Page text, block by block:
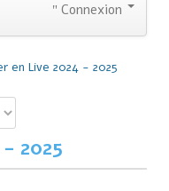
Connexion
en Live 2024 - 2025
2025